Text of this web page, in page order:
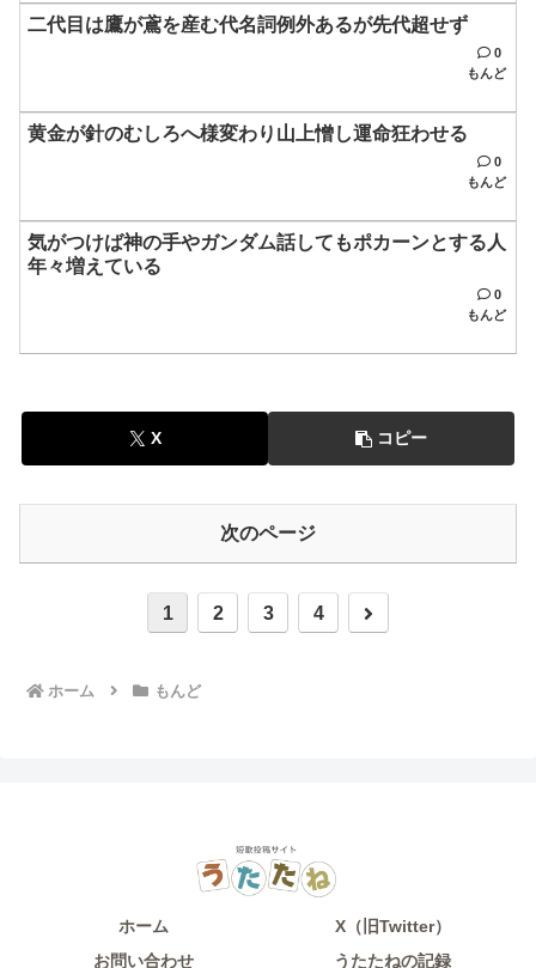
二代目は鷹が鳶を産む代名詞例外あるが先代超せず
0
もんど
黄金が針のむしろへ様変わり山上憎し運命狂わせる
0
もんど
気がつけば神の手やガンダム話してもポカーンとする人
年々増えている
0
もんど
X コピー
次のページ
1 2 3 4
次
ホーム もんど
ホーム
X（旧Twitter）
お問い合わせ
うたたねの記録